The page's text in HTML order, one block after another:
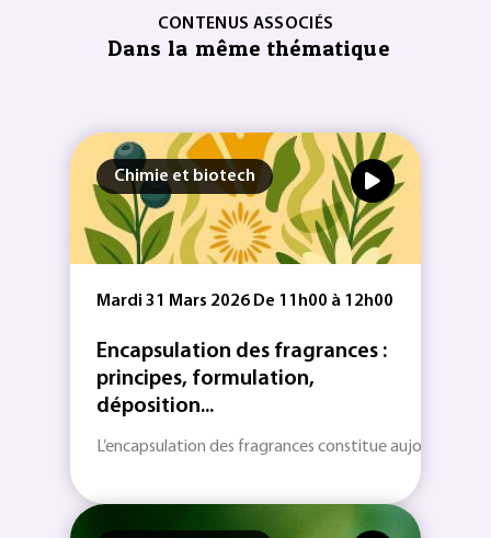
CONTENUS ASSOCIÉS
Dans la même thématique
Chimie et biotech
Mardi 31 Mars 2026 De 11h00 à 12h00
Encapsulation des fragrances :
principes, formulation,
déposition...
L’encapsulation des fragrances constitue aujourd’hui